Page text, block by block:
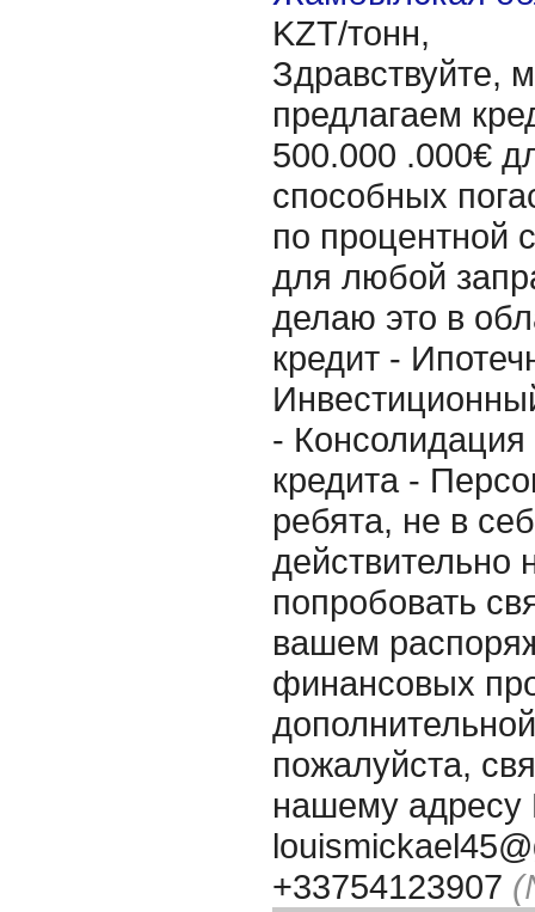
KZT/тонн,
Здравствуйте,
предлагаем
500.000 .000€
способных
по процентной
для любой
делаю это в
кредит -
-
кредита -
ребята, не в
действительно
попробовать
вашем
финансовых
пожалуйста,
нашему адресу
+33754123907